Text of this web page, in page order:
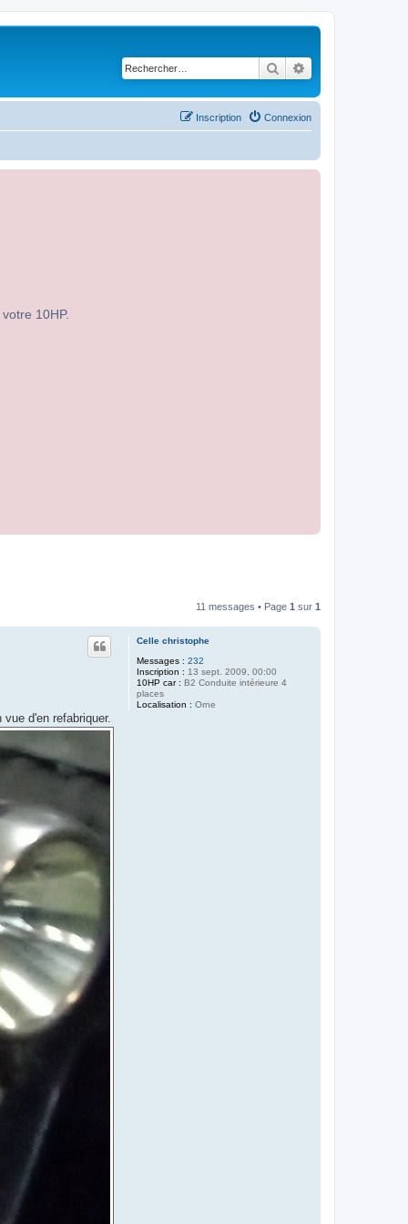
Rechercher
Connexion
Inscription
10HP.
11 messages • Page 1 sur 1
Celle christophe
Messages : 232
Inscription : 13 sept. 2009, 00:00
10HP car : B2 Conduite intérieure 4
places
Localisation : Orne
d'en refabriquer.